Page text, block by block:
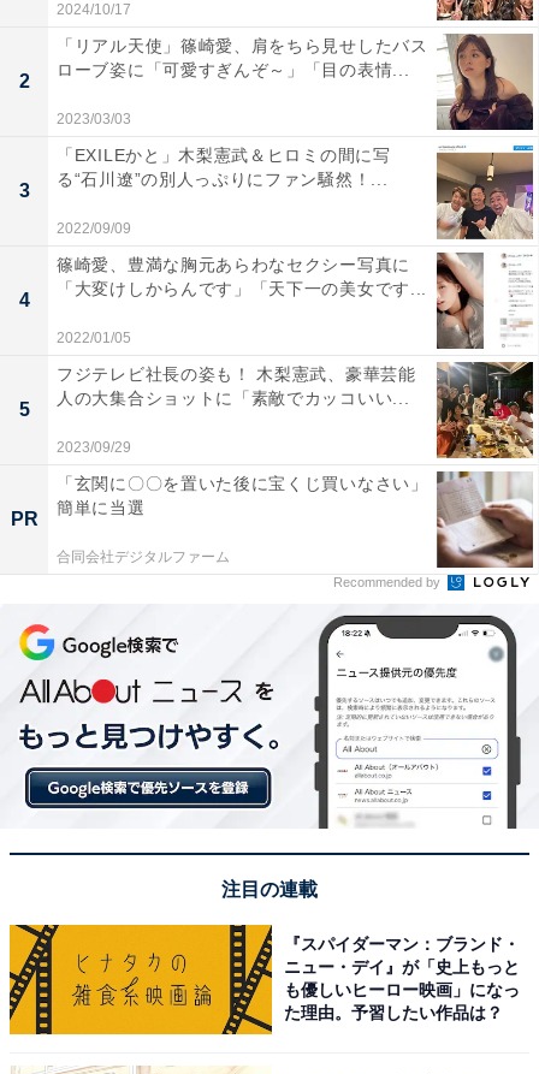
2024/10/17
2
「リアル天使」篠崎愛、肩をちら見せしたバス
ローブ姿に「可愛すぎんぞ～」「目の表情...
2023/03/03
3
「EXILEかと」木梨憲武＆ヒロミの間に写
る“石川遼”の別人っぷりにファン騒然！...
2022/09/09
4
篠崎愛、豊満な胸元あらわなセクシー写真に
「大変けしからんです」「天下一の美女です...
2022/01/05
5
フジテレビ社長の姿も！ 木梨憲武、豪華芸能
人の大集合ショットに「素敵でカッコいい...
2023/09/29
PR
「玄関に〇〇を置いた後に宝くじ買いなさい」
簡単に当選
合同会社デジタルファーム
Recommended by
注目の連載
『スパイダーマン：ブランド・
ニュー・デイ』が「史上もっと
も優しいヒーロー映画」になっ
た理由。予習したい作品は？